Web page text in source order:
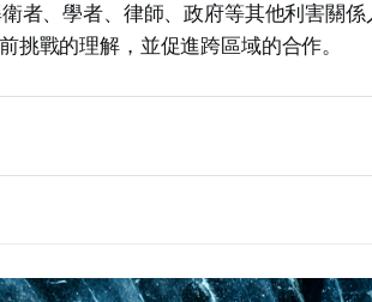
者、學者、律師、政府等其他利害關
挑戰的理解，並促進跨區域的合作。
11月26日 （週三）